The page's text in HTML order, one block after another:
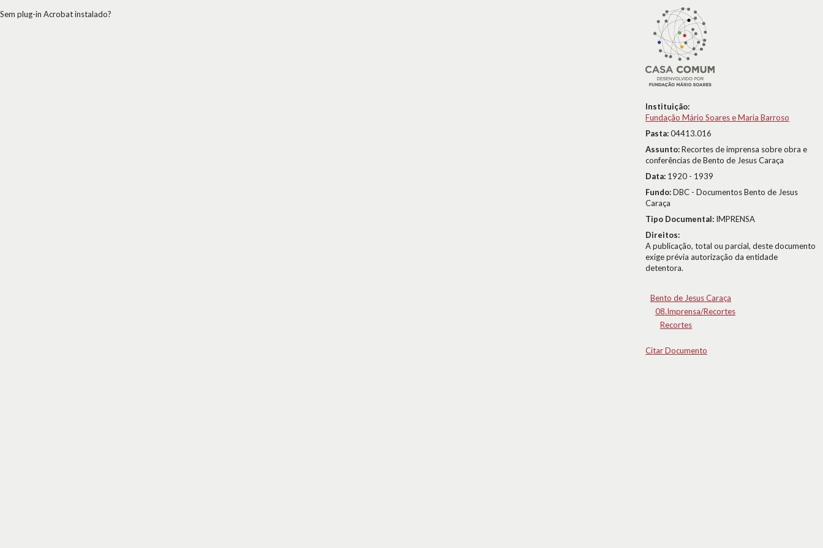
Instituição:
Fundação Mário Soares e Maria Barroso
Pasta:04413.016
Assunto:Recortes de imprensa sobre obra e
conferências de Bento de Jesus Caraça
Data: 1920 - 1939
Fundo:DBC - Documentos Bento de Jesus
Caraça
Tipo Documental: IMPRENSA
Direitos:
A publicação, total ou parcial, deste documento
exige prévia autorização da entidade
detentora.
Bento de Jesus Caraça
08.Imprensa/Recortes
Recortes
Citar Documento
Sem plug-in Acrobat instalado?